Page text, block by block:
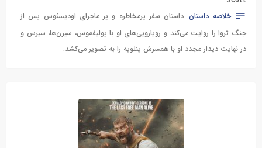
خلاصه داستان: داستان سفر پرمخاطره و پر ماجرای اودیسئوس پس از
جنگ تروا را روایت می‌کند و رویارویی‌های او با پولیفموس، سیرن‌ها، سیرس و
در نهایت دیدار مجدد او با همسرش پنلوپه را به تصویر می‌کشد.